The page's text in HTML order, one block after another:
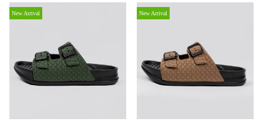
New Arrival New Arrival